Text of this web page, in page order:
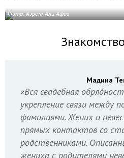
Фото: Азрет-Али Афов
Мадина
«Вся свадебная
укрепление связи между
фамилиями. Жених и
прямых контактов со
родственниками.
жениха с родителями